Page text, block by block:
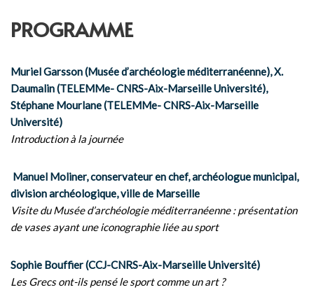
PROGRAMME
Muriel Garsson (Musée d’archéologie méditerranéenne), X.
Daumalin (TELEMMe- CNRS-Aix-Marseille Université),
Stéphane Mourlane (TELEMMe- CNRS-Aix-Marseille
Université)
Introduction à la journée
Manuel Moliner, conservateur en chef, archéologue municipal,
division archéologique, ville de Marseille
Visite du Musée d’archéologie méditerranéenne : présentation
de vases ayant une iconographie liée au sport
Sophie Bouffier (CCJ-CNRS-Aix-Marseille Université)
Les Grecs ont-ils pensé le sport comme un art ?